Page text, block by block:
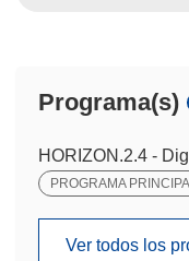
Programa(s)
HORIZON.2.4 -
PROGRAMA
Ver todos los